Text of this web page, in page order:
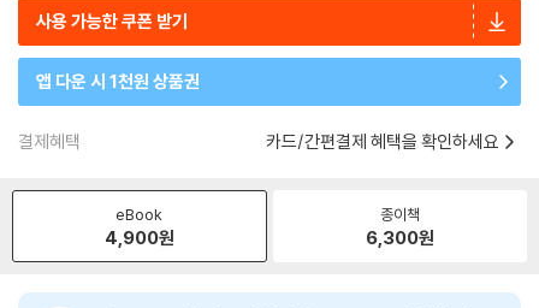
사용 가능한 쿠폰 받기
앱 다운 시 1천원 상품권
결제혜택 카드/간편결제 혜택을 확인하세요
eBook
4,900원
종이책
6,300원